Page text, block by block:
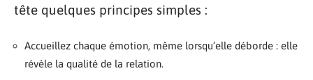
tête quelques principes simples :
Accueillez chaque émotion, même lorsqu’elle déborde : elle
révèle la qualité de la relation.